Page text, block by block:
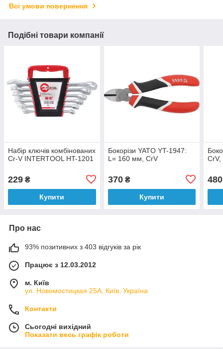
Всі умови повернення
Подібні товари компанії
Набір ключів комбінованих
Cr-V INTERTOOL HT-1201
229 ₴
Купити
Бокорізи YATO YT-1947:
L= 160 мм, CrV
370₴
Купити
480
Про нас
93% позитивних з 403 відгуків за рік
Працює з 12.03.2012
м. Київ
ул. Новомостицкая 25А, Київ, Україна
Контакти
Сьогодні вихідний
Показати весь графік роботи